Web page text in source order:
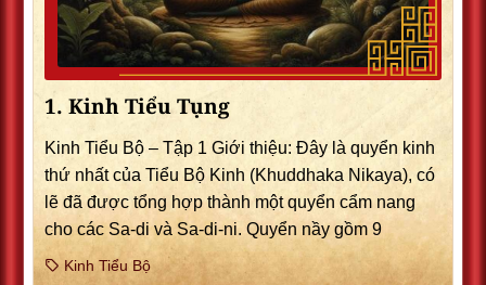
1. Kinh Tiểu Tụng
Kinh Tiểu Bộ – Tập 1 Giới thiệu: Ðây là quyển kinh
thứ nhất của Tiểu Bộ Kinh (Khuddhaka Nikaya), có
lẽ đã được tổng hợp thành một quyển cẩm nang
cho các Sa-di và Sa-di-ni. Quyển nầy gồm 9
Kinh Tiểu Bộ